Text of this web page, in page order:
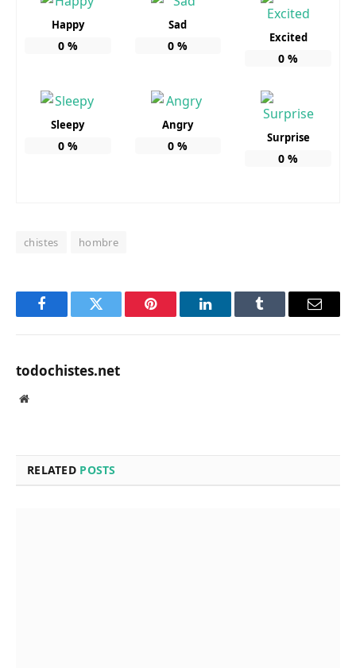
Happy
0%
Sad
0 %
Excited
0 %
Sleepy
0%
Angry
0 %
Surprise
0 %
chistes hombre
FacebookTwitter Pinterest LinkedInTumblr Email
todochistes.net
Website
RELATED POSTS